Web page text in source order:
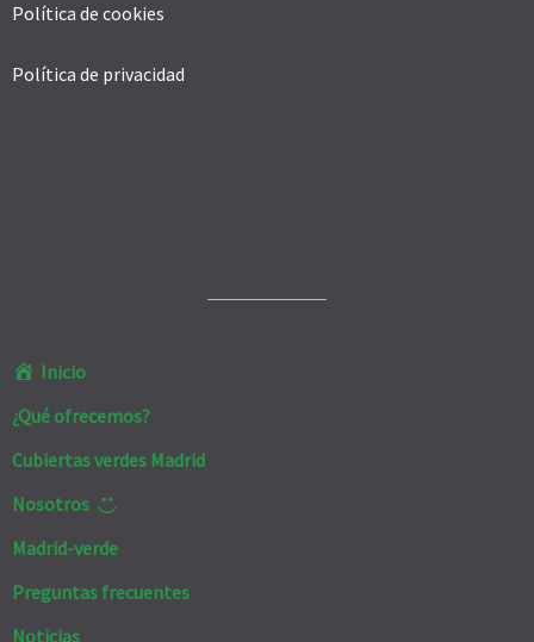
Política de cookies
Política de privacidad
Inicio
¿Qué ofrecemos?
Cubiertas verdes Madrid
Nosotros
Madrid-verde
Preguntas frecuentes
Noticias